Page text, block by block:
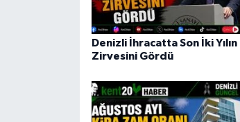
Denizli İhracatta Son İki Yılın
Zirvesini Gördü